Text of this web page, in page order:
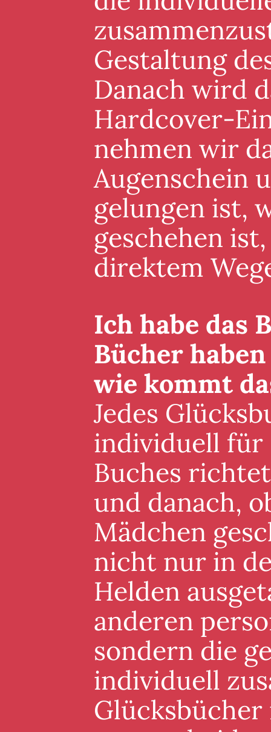
Gestaltung
Danach wird
Hardcover-
nehmen wir
Augenschein
gelungen ist,
geschehen
direktem
Ich habe das
Bücher
wie kommt
Jedes
individuell für
Buches
und danach,
Mädchen
nicht nur in
Helden
anderen
sondern die
individuell